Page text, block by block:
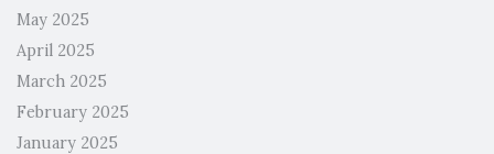
May 2025
April 2025
March 2025
February 2025
January 2025